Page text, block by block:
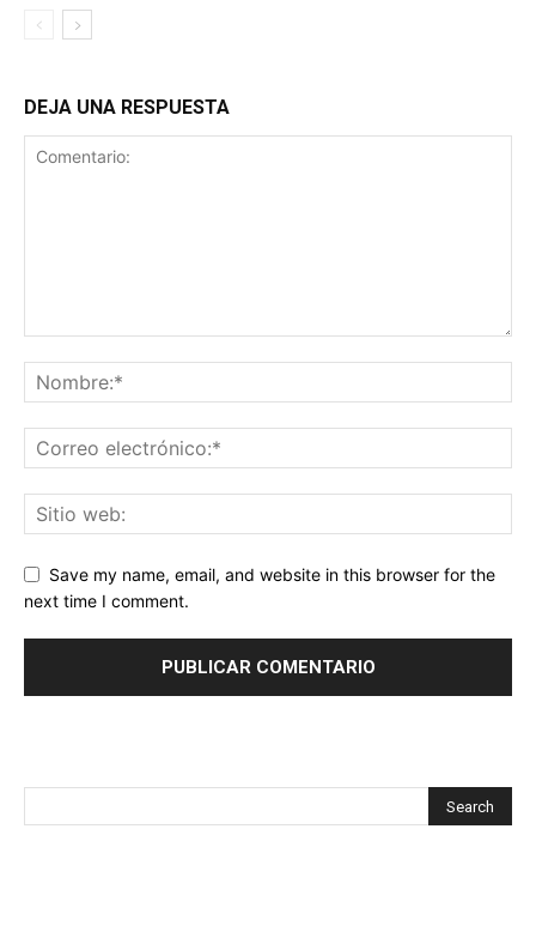
DEJA UNA RESPUESTA
Save my name, email, and website in this browser for the
next time I comment.